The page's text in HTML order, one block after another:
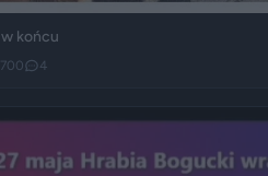
końcu
4